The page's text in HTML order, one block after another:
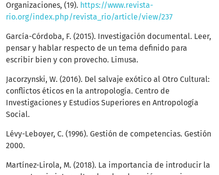
Organizaciones, (19). https://www.revista-
rio.org/index.php/revista_rio/article/view/237
García-Córdoba, F. (2015). Investigación documental. Leer,
pensar y hablar respecto de un tema definido para
escribir bien y con provecho. Limusa.
Jacorzynski, W. (2016). Del salvaje exótico al Otro Cultural:
conflictos éticos en la antropología. Centro de
Investigaciones y Estudios Superiores en Antropología
Social.
Lévy-Leboyer, C. (1996). Gestión de competencias. Gestión
2000.
Martínez-Lirola, M. (2018). La importancia de introducir la